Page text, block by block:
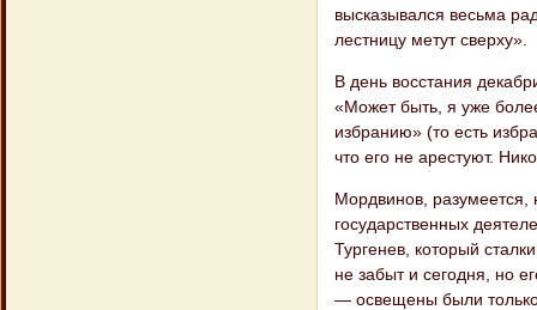
высказывался весьма
лестницу метут сверху».
В день восстания
«Может быть, я уже
избранию» (то есть
что его не арестуют.
Мордвинов,
государственных
Тургенев, который
не забыт и сегодня, но
— освещены были